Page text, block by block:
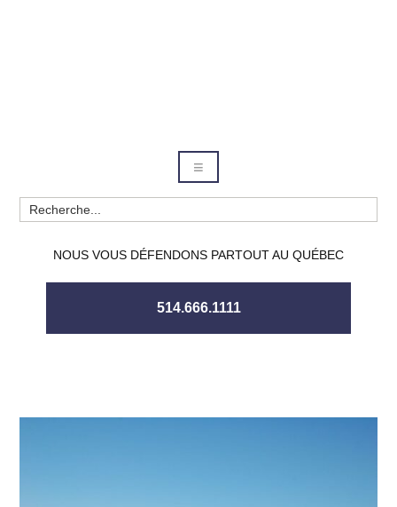
NOUS VOUS DÉFENDONS PARTOUT AU QUÉBEC
514.666.1111